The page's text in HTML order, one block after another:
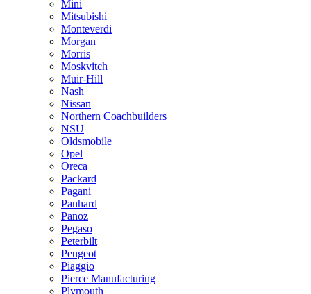
Mini
Mitsubishi
Monteverdi
Morgan
Morris
Moskvitch
Muir-Hill
Nash
Nissan
Northern Coachbuilders
NSU
Oldsmobile
Opel
Oreca
Packard
Pagani
Panhard
Panoz
Pegaso
Peterbilt
Peugeot
Piaggio
Pierce Manufacturing
Plymouth